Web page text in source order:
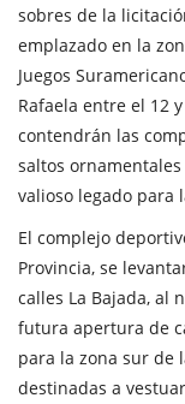
sobres de la
emplazado en la
Juegos
Rafaela entre el 12
contendrán las
saltos
valioso legado para
El complejo
Provincia, se
calles La Bajada, al
futura apertura de
para la zona sur de
destinadas a